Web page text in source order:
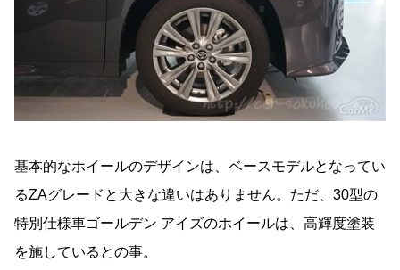
基本的なホイールのデザインは、ベースモデルとなってい
るZAグレードと大きな違いはありません。ただ、30型の
特別仕様車ゴールデン アイズのホイールは、高輝度塗装
を施しているとの事。